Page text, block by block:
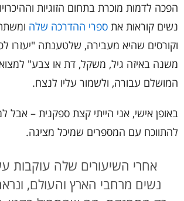
הפכה לדמות מוכרת בתחום הזוגיות
נשים קוראות את ספרי ההדרכה שלה
וקורסים שהיא מעבירה, שלטענתה "יעזרו
משנה באיזה גיל, משקל, דת או צבע"
המושלם עבורה, ולשמור עליו לנצח.
באופן אישי, אני הייתי קצת ספקנית –
להתווכח עם המספרים שמיכל מציגה.
אחרי השיעורים שלה עוקבות
נשים מרחבי הארץ והעולם,